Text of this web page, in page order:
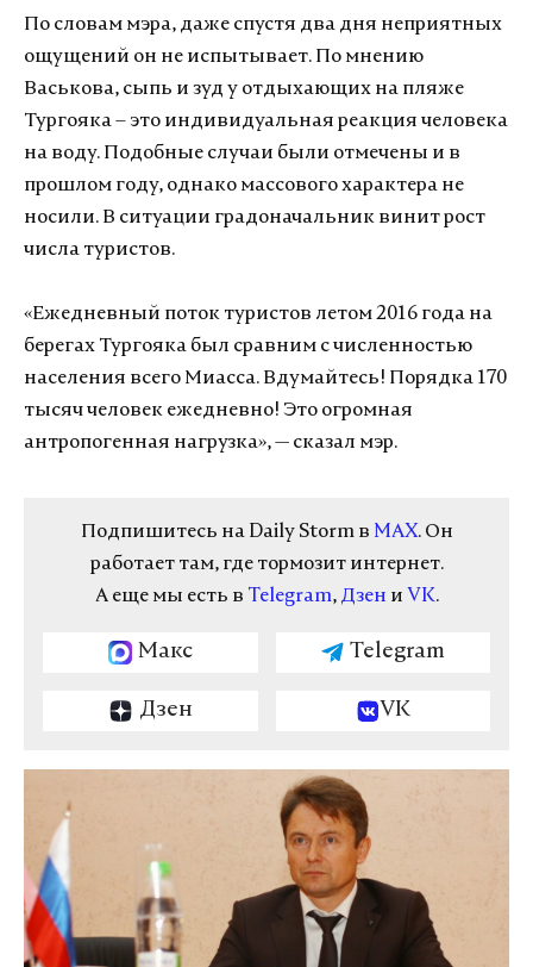
По словам мэра, даже спустя два дня неприятных
ощущений он не испытывает. По мнению
Васькова, сыпь и зуд у отдыхающих на пляже
Тургояка – это индивидуальная реакция человека
на воду. Подобные случаи были отмечены и в
прошлом году, однако массового характера не
носили. В ситуации градоначальник винит рост
числа туристов.
«Ежедневный поток туристов летом 2016 года на
берегах Тургояка был сравним с численностью
населения всего Миасса. Вдумайтесь! Порядка 170
тысяч человек ежедневно! Это огромная
антропогенная нагрузка», — сказал мэр.
Подпишитесь на Daily Storm в MAX. Он
работает там, где тормозит интернет.
А еще мы есть в Telegram, Дзен и VK.
Макс Telegram
Дзен VK